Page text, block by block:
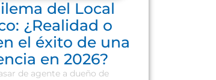
del Local
¿Realidad o
el éxito de una
en 2026?
de agente a dueño de